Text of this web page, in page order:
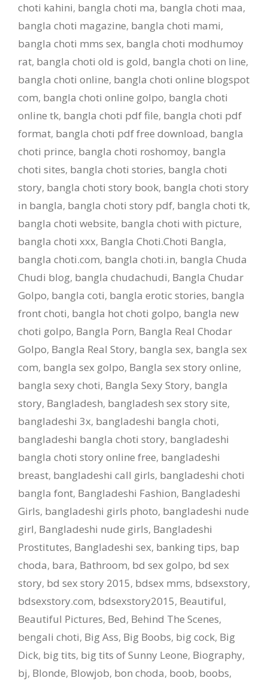
choti kahini, bangla choti ma, bangla choti maa,
bangla choti magazine, bangla choti mami,
bangla choti mms sex, bangla choti modhumoy
rat, bangla choti old is gold, bangla choti on line,
bangla choti online, bangla choti online blogspot
com, bangla choti online golpo, bangla choti
online tk, bangla choti pdf file, bangla choti pdf
format, bangla choti pdf free download, bangla
choti prince, bangla choti roshomoy, bangla
choti sites, bangla choti stories, bangla choti
story, bangla choti story book, bangla choti story
in bangla, bangla choti story pdf, bangla choti tk,
bangla choti website, bangla choti with picture,
bangla choti xxx, Bangla Choti.Choti Bangla,
bangla choti.com, bangla choti.in, bangla Chuda
Chudi blog, bangla chudachudi, Bangla Chudar
Golpo, bangla coti, bangla erotic stories, bangla
front choti, bangla hot choti golpo, bangla new
choti golpo, Bangla Porn, Bangla Real Chodar
Golpo, Bangla Real Story, bangla sex, bangla sex
com, bangla sex golpo, Bangla sex story online,
bangla sexy choti, Bangla Sexy Story, bangla
story, Bangladesh, bangladesh sex story site,
bangladeshi 3x, bangladeshi bangla choti,
bangladeshi bangla choti story, bangladeshi
bangla choti story online free, bangladeshi
breast, bangladeshi call girls, bangladeshi choti
bangla font, Bangladeshi Fashion, Bangladeshi
Girls, bangladeshi girls photo, bangladeshi nude
girl, Bangladeshi nude girls, Bangladeshi
Prostitutes, Bangladeshi sex, banking tips, bap
choda, bara, Bathroom, bd sex golpo, bd sex
story, bd sex story 2015, bdsex mms, bdsexstory,
bdsexstory.com, bdsexstory2015, Beautiful,
Beautiful Pictures, Bed, Behind The Scenes,
bengali choti, Big Ass, Big Boobs, big cock, Big
Dick, big tits, big tits of Sunny Leone, Biography,
bj, Blonde, Blowjob, bon choda, boob, boobs,